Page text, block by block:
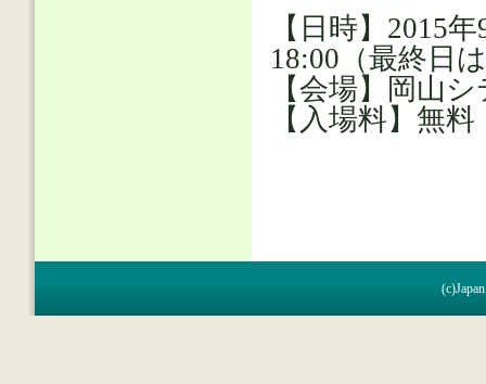
【日時】2015
18:00（最終日
【会場】岡山
【入場料】無